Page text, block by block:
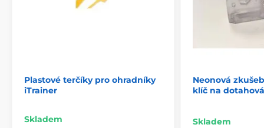
Plastové terčíky pro ohradníky
iTrainer
Skladem
Neonová
klíč na
Skladem